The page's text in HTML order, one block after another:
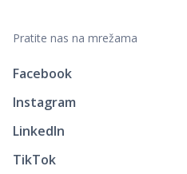
Pratite nas na mrežama
Facebook
Instagram
LinkedIn
TikTok